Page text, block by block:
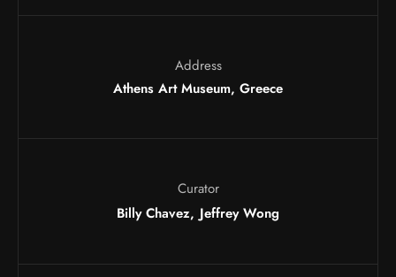
Address
Athens Art Museum, Greece
Curator
Billy Chavez Jeffrey Wong